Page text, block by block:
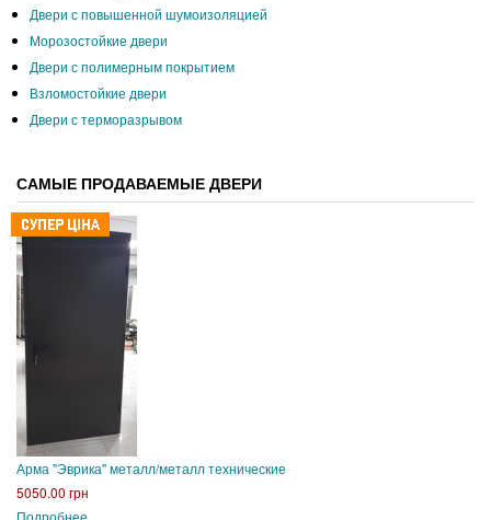
Двери с повышенной шумоизоляцией
Морозостойкие двери
Двери с полимерным покрытием
Взломостойкие двери
Двери с терморазрывом
САМЫЕ ПРОДАВАЕМЫЕ ДВЕРИ
Арма "Эврика" металл/металл технические
5050.00 грн